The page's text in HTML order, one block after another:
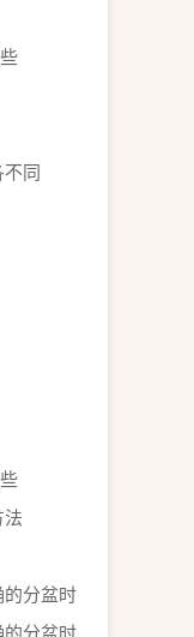
同
法
的分盆时
的分盆时